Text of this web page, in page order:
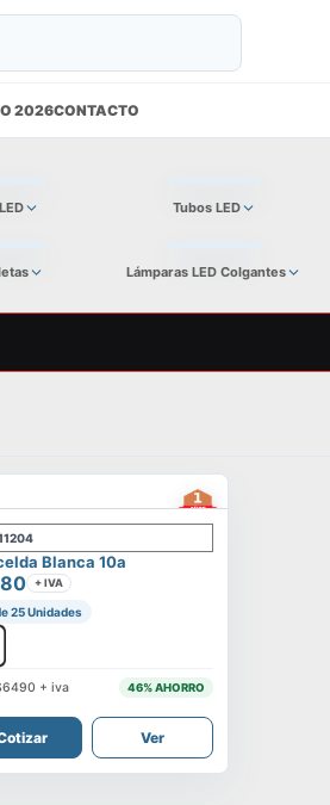
2026CONTACTO
Tubos LED
Lámparas LED Colgantes
Blanca 10a
+ IVA
25 Unidades
+ iva 46% AHORRO
Ver